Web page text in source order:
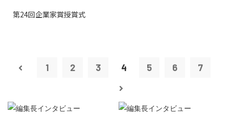
第24回企業家賞授賞式
1 2 3 4 5 6 7